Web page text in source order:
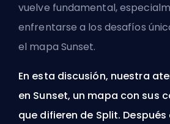
vuelve fundamental,
enfrentarse a los desafíos
el mapa Sunset.
En esta discusión, nuestra
en Sunset, un mapa con sus
que difieren de Split.